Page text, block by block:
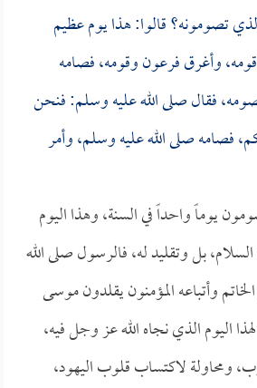
تصومونه؟ قالوا: هذا يوم عظيم
وأغرق فرعون وقومه، فصامه
فقال صلى الله عليه وسلم: فنحن
فصامه صلى الله عليه وسلم، وأمر
يوماً واحداً في السنة، وهذا اليوم
بل وتقليد له، فالرسول صلى الله
وأتباعه المؤمنون يقلدون موسى
اليوم الذي نجاه الله عز وجل فيه،
ومحاولة لاكتساب قلوب اليهود،